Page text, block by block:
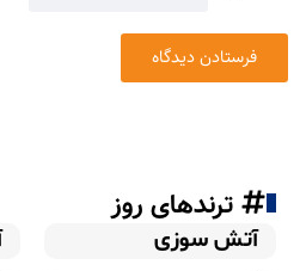
ترندهای روز
آتش سوزی